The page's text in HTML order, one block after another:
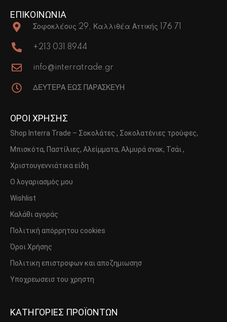
ΕΠΙΚΟΙΝΩΝΙΑ
Σοφοκλέους 29, Καλλιθέα Αττικής 176 71
+213 031 8944
info@interratrade.gr
ΔΕΥΤΕΡΑ ΕΩΣ ΠΑΡΑΣΚΕΥΗ
ΟΡΟΙ ΧΡΗΣΗΣ
Shop Interra Trade – Σοκολάτες , Σοκολατένιες τρούφες,
Μπισκότα, Παστίλιες, Αλείμματα, Αλμυρά σνακ, Τσάι ,
Χριστουγεννιάτικα είδη
Ο λογαριασμός μου
Wishlist
Καλάθι αγοράς
Πολιτική απόρρητου cookies
Όροι Χρήσης
Πολιτικη επιστροφων και αποζημιωσησ
Υποχρεωσεισ του χρηστη
ΚΑΤΗΓΟΡΙΕΣ ΠΡΟΪΟΝΤΩΝ